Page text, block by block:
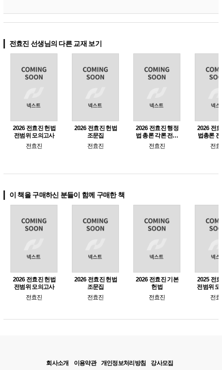
전효진 선생님의 다른 교재 보기
2026 전효진 헌법
전범위 모의고사
전효진
2026 전효진 헌법
조문집
전효진
2026 전효진 행정
법 총론 각론 전범
위 모의고사 (공무
원 7급 대비)
전효진
2026 전
법총론
의고사
비
전
이 책을 구매하신 분들이 함께 구매한 책
2026 전효진 헌법
전범위 모의고사
전효진
2026 전효진 헌법
조문집
전효진
2026 전효진 기본
헌법
전효진
2025 전
전범위 모
7급
전
회사소개 이용약관 개인정보처리방침 강사모집